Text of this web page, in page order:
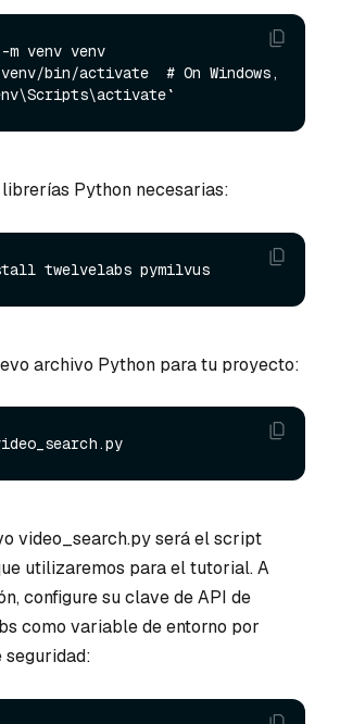
m venv venv
bin/activate  # On Windows,
Python necesarias:
archivo Python para tu proyecto:
video_search.py será el script
utilizaremos para el tutorial. A
configure su clave de API de
como variable de entorno por
seguridad: